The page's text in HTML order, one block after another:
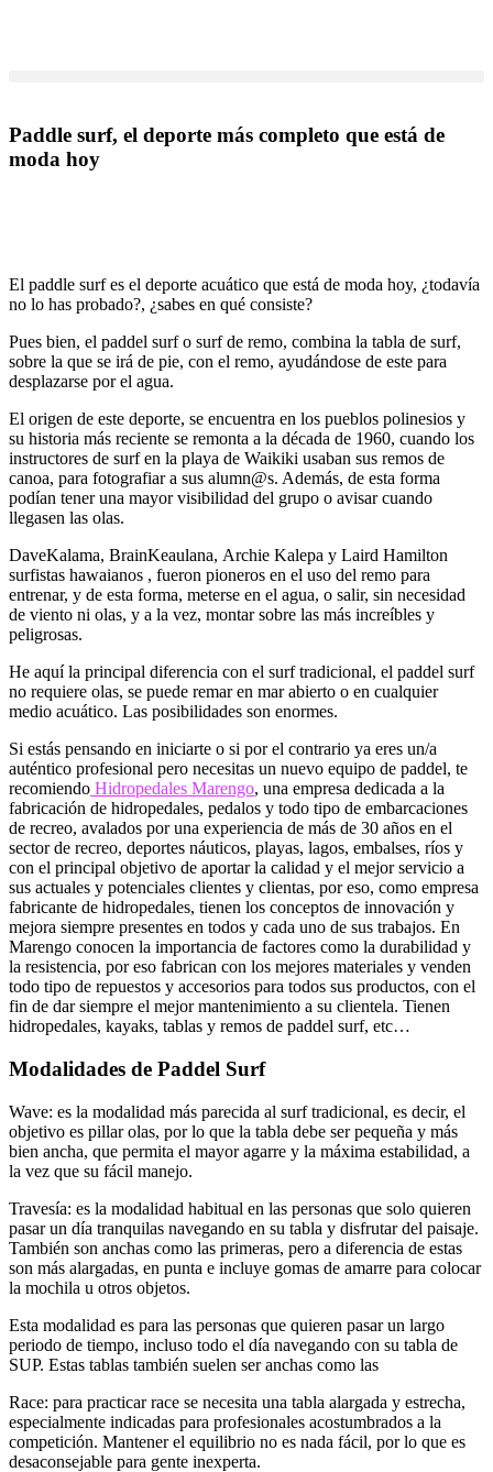
Paddle surf, el deporte más completo que está de
moda hoy
El paddle surf es el deporte acuático que está de moda hoy, ¿todavía
no lo has probado?, ¿sabes en qué consiste?
Pues bien, el paddel surf o surf de remo, combina la tabla de surf,
sobre la que se irá de pie, con el remo, ayudándose de este para
desplazarse por el agua.
El origen de este deporte, se encuentra en los pueblos polinesios y
su historia más reciente se remonta a la década de 1960, cuando los
instructores de surf en la playa de Waikiki usaban sus remos de
canoa, para fotografiar a sus alumn@s. Además, de esta forma
podían tener una mayor visibilidad del grupo o avisar cuando
llegasen las olas.
DaveKalama, BrainKeaulana, Archie Kalepa y Laird Hamilton
surfistas hawaianos , fueron pioneros en el uso del remo para
entrenar, y de esta forma, meterse en el agua, o salir, sin necesidad
de viento ni olas, y a la vez, montar sobre las más increíbles y
peligrosas.
He aquí la principal diferencia con el surf tradicional, el paddel surf
no requiere olas, se puede remar en mar abierto o en cualquier
medio acuático. Las posibilidades son enormes.
Si estás pensando en iniciarte o si por el contrario ya eres un/a
auténtico profesional pero necesitas un nuevo equipo de paddel, te
recomiendo Hidropedales Marengo, una empresa dedicada a la
fabricación de hidropedales, pedalos y todo tipo de embarcaciones
de recreo, avalados por una experiencia de más de 30 años en el
sector de recreo, deportes náuticos, playas, lagos, embalses, ríos y
con el principal objetivo de aportar la calidad y el mejor servicio a
sus actuales y potenciales clientes y clientas, por eso, como empresa
fabricante de hidropedales, tienen los conceptos de innovación y
mejora siempre presentes en todos y cada uno de sus trabajos. En
Marengo conocen la importancia de factores como la durabilidad y
la resistencia, por eso fabrican con los mejores materiales y venden
todo tipo de repuestos y accesorios para todos sus productos, con el
fin de dar siempre el mejor mantenimiento a su clientela. Tienen
hidropedales, kayaks, tablas y remos de paddel surf, etc…
Modalidades de Paddel Surf
Wave: es la modalidad más parecida al surf tradicional, es decir, el
objetivo es pillar olas, por lo que la tabla debe ser pequeña y más
bien ancha, que permita el mayor agarre y la máxima estabilidad, a
la vez que su fácil manejo.
Travesía: es la modalidad habitual en las personas que solo quieren
pasar un día tranquilas navegando en su tabla y disfrutar del paisaje.
También son anchas como las primeras, pero a diferencia de estas
son más alargadas, en punta e incluye gomas de amarre para colocar
la mochila u otros objetos.
Esta modalidad es para las personas que quieren pasar un largo
periodo de tiempo, incluso todo el día navegando con su tabla de
SUP. Estas tablas también suelen ser anchas como las
Race: para practicar race se necesita una tabla alargada y estrecha,
especialmente indicadas para profesionales acostumbrados a la
competición. Mantener el equilibrio no es nada fácil, por lo que es
desaconsejable para gente inexperta.